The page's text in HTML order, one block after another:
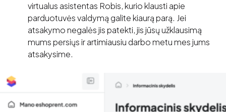
virtualus asistentas Robis, kurio klausti apie
parduotuvės valdymą galite kiaurą parą. Jei
atsakymo negalės jis patekti, jis jūsų užklausimą
mums persiųs ir artimiausiu darbo metu mes jums
atsakysime.